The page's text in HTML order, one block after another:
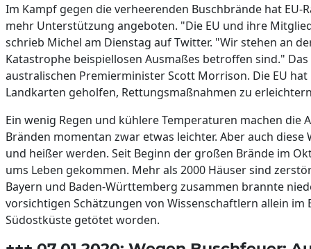
Im Kampf gegen die verheerenden Buschbrände hat EU-
mehr Unterstützung angeboten. "Die EU und ihre
schrieb Michel am Dienstag auf Twitter. "Wir stehen an
Katastrophe beispiellosen Ausmaßes betroffen sind."
australischen Premierminister Scott Morrison. Die EU
Landkarten geholfen, Rettungsmaßnahmen zu
Ein wenig Regen und kühlere Temperaturen machen die
Bränden momentan zwar etwas leichter. Aber auch diese
und heißer werden. Seit Beginn der großen Brände im
ums Leben gekommen. Mehr als 2000 Häuser sind
Bayern und Baden-Württemberg zusammen brannte
vorsichtigen Schätzungen von Wissenschaftlern allein im
Südostküste getötet worden.